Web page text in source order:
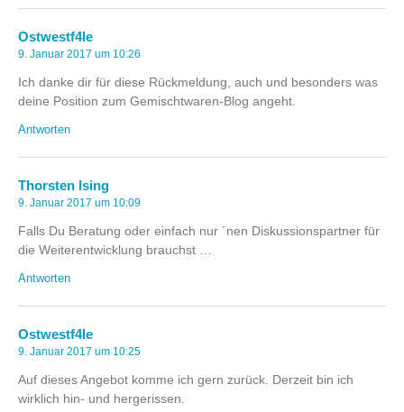
Ostwestf4le
9. Januar 2017 um 10:26
Ich danke dir für diese Rückmeldung, auch und besonders was
deine Position zum Gemischtwaren-Blog angeht.
Antworten
Thorsten Ising
9. Januar 2017 um 10:09
Falls Du Beratung oder einfach nur ´nen Diskussionspartner für
die Weiterentwicklung brauchst …
Antworten
Ostwestf4le
9. Januar 2017 um 10:25
Auf dieses Angebot komme ich gern zurück. Derzeit bin ich
wirklich hin- und hergerissen.